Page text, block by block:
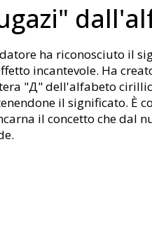
ha riconosciuto il
incantevole. Ha
"Д" dell'alfabeto
il significato. È
il concetto che dal